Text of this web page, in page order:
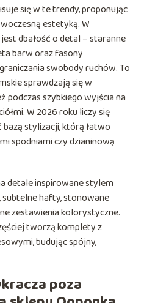
się w te trendy, proponując
estetyką. W
dbałość o detal – staranne
barw oraz fasony
swobody ruchów. To
sprawdzają się w
podczas szybkiego wyjścia na
W 2026 roku liczy się
stylizacji, którą łatwo
spodniami czy dzianinową
detale inspirowane stylem
subtelne hafty, stonowane
zestawienia kolorystyczne.
tworzą komplety z
budując spójny,
poza